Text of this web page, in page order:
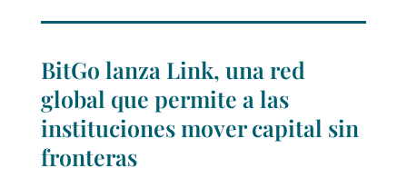
BitGo lanza Link, una red
global que permite a las
instituciones mover capital sin
fronteras